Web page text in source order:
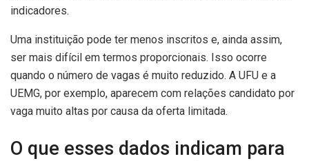
indicadores.
Uma instituição pode ter menos inscritos e, ainda assim,
ser mais difícil em termos proporcionais. Isso ocorre
quando o número de vagas é muito reduzido. A UFU e a
UEMG, por exemplo, aparecem com relações candidato por
vaga muito altas por causa da oferta limitada.
O que esses dados indicam para